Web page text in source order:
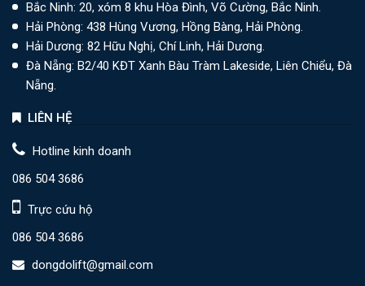
Bắc Ninh: 20, xóm 8 khu Hòa Đình, Võ Cường, Bắc Ninh.
Hải Phòng: 438 Hùng Vương, Hồng Bàng, Hải Phòng.
Hải Dương: 82 Hữu Nghị, Chí Linh, Hải Dương.
Đà Nẵng: B2/40 KĐT Xanh Bàu Tràm Lakeside, Liên Chiểu, Đà
Nẵng.
LIÊN HỆ
Hotline kinh doanh
086 504 3686
Trực cứu hộ
086 504 3686
dongdolift@gmail.com